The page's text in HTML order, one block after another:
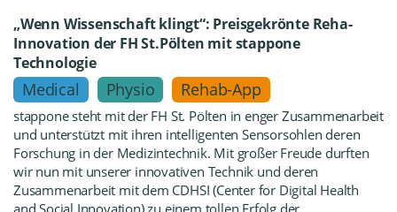
„Wenn Wissenschaft klingt“: Preisgekrönte Reha-
Innovation der FH St.Pölten mit stappone
Technologie
Medical Physio Rehab-App
stappone steht mit der FH St. Pölten in enger Zusammenarbeit
und unterstützt mit ihren intelligenten Sensorsohlen deren
Forschung in der Medizintechnik. Mit großer Freude durften
wir nun mit unserer innovativen Technik und deren
Zusammenarbeit mit dem CDHSI (Center for Digital Health
and Social Innovation) zu einem tollen Erfolg der